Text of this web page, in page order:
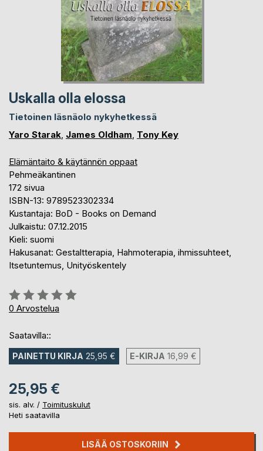
Uskalla olla elossa
Tietoinen läsnäolo nykyhetkessä
Yaro Starak, James Oldham, Tony Key
Elämäntaito & käytännön oppaat
Pehmeäkantinen
172 sivua
ISBN-13: 9789523302334
Kustantaja: BoD - Books on Demand
Julkaistu: 07.12.2015
Kieli: suomi
Hakusanat: Gestaltterapia, Hahmoterapia, ihmissuhteet,
Itsetuntemus, Unityöskentely
Arvostelu::
0%
0 Arvostelua
Saatavilla::
PAINETTU KIRJA 25,95 € E-KIRJA 16,99 €
25,95 €
sis. alv. / Toimituskulut
Heti saatavilla
LISÄÄ OSTOSKORIIN